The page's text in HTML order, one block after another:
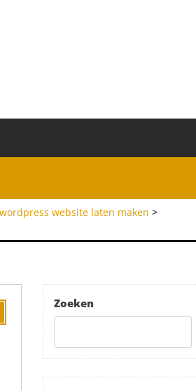
wordpress website laten maken >
Zoeken